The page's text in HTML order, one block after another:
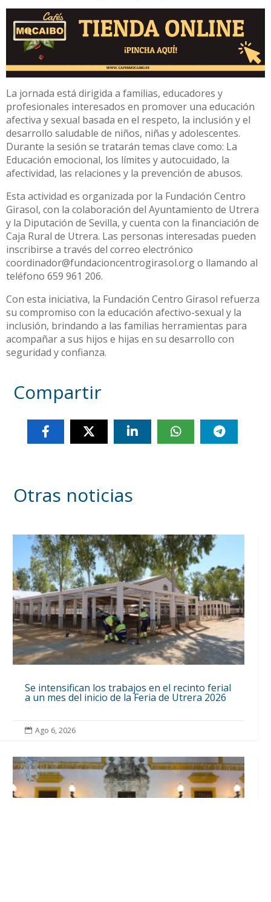
La jornada está dirigida a familias, educadores y
profesionales interesados en promover una educación
afectiva y sexual basada en el respeto, la inclusión y el
desarrollo saludable de niños, niñas y adolescentes.
Durante la sesión se tratarán temas clave como: La
Educación emocional, los límites y autocuidado, la
afectividad, las relaciones y la prevención de abusos.
Esta actividad es organizada por la Fundación Centro
Girasol, con la colaboración del Ayuntamiento de Utrera
y la Diputación de Sevilla, y cuenta con la financiación de
Caja Rural de Utrera. Las personas interesadas pueden
inscribirse a través del correo electrónico
coordinador@fundacioncentrogirasol.org o llamando al
teléfono 659 961 206.
Con esta iniciativa, la Fundación Centro Girasol refuerza
su compromiso con la educación afectivo-sexual y la
inclusión, brindando a las familias herramientas para
acompañar a sus hijos e hijas en su desarrollo con
seguridad y confianza.
Compartir
Otras noticias
Se intensifican los trabajos en el recinto ferial
a un mes del inicio de la Feria de Utrera 2026
 Ago 6, 2026